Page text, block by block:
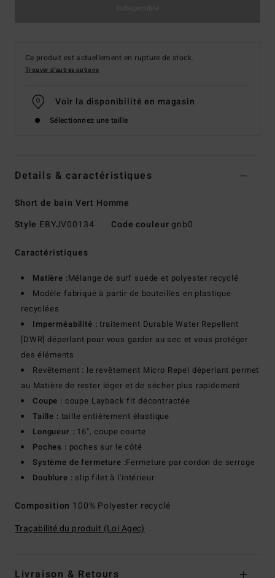
Ce produit est actuellement en rupture de stock.
Trouver d'autres options
Voir la disponibilité en magasin
Sélectionnez une taille
Details & caractéristiques
Short de bain Vert Homme
Style EBYJV00134 Code couleur gnb0
Caractéristiques
Matière :Mélange de surf suede et polyester recyclé
Modèle fabriqué à partir de bouteilles en plastique
recyclées
Imperméabilité : traitement Durable Water Repellent
[DWR] déperlant pour vous garder au sec et vous protéger
des éléments
Revêtement : le revêtement Micro Repel déperlant permet
au Matière de rester léger et de sécher plus rapidement
Coupe : coupe Layback fit décontractée
Taille : taille entièrement élastique
Longueur : 16", coupe courte
Poches : poches sur le côté
Système de fermeture :Fermeture par cordon de serrage
Doublure : slip filet à l'intérieur
Composition 100% Polyester recyclé
Traçabilité du produit (Loi Agec)
Livraison & Retours